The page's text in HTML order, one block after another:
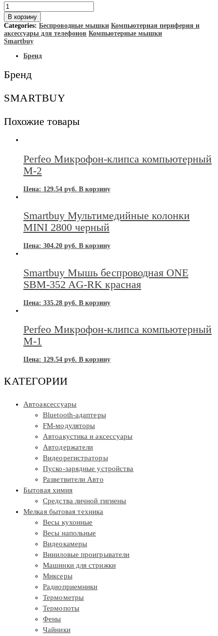
Количество
товара
Smartbuy
Мышь
беспроводная
ONE
В корзину
Categories: Беспроводные мышки Компьютерная периферия и
аксессуары для телефонов Компьютерные мышки
Smartbuy
Бренд
Бренд
SMARTBUY
Похожие товары
Perfeo Микрофон-клипса компьютерный
М-2
Цена: 129.54 руб. В корзину
Smartbuy Мультимедийные колонки
MINI 2800 черный
Цена: 304.20 руб. В корзину
Smartbuy Мышь беспроводная ONE
SBM-352 AG-RK красная
Цена: 335.28 руб. В корзину
Perfeo Микрофон-клипса компьютерный
М-1
Цена: 129.54 руб. В корзину
КАТЕГОРИИ
Автоаксессуары
Bluetooth-адаптеры
FM-модуляторы
Автоакустика и аксессуары
Автодержатели
Видеорегистраторы
Пуско-зарядные устройства
Разветвители Авто
Бытовая химия
Средства личной гигиены
Мелкая бытовая техника
Весы кухонные
Весы напольные
Видеокамеры
Виниловые проигрыватели
Машинки для стрижки
Миксеры
Радиоприемники
Термометры
Термопоты
Фены
Чайники